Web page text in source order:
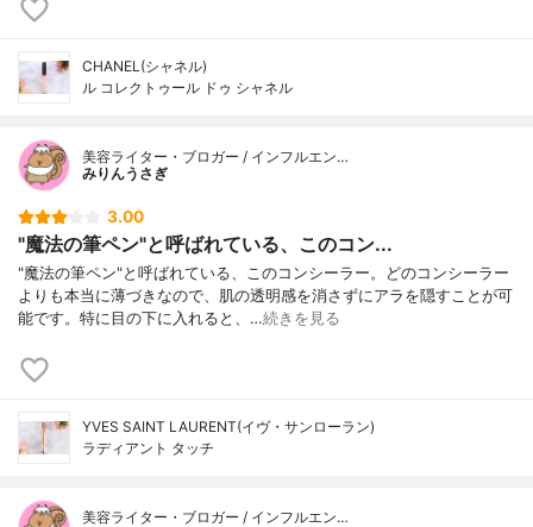
CHANEL(シャネル)
ル コレクトゥール ドゥ シャネル
美容ライター・ブロガー / インフルエン…
みりんうさぎ
3.00
"魔法の筆ペン"と呼ばれている、このコン...
"魔法の筆ペン"と呼ばれている、このコンシーラー。どのコンシーラー
よりも本当に薄づきなので、肌の透明感を消さずにアラを隠すことが可
能です。特に目の下に入れると、…続きを見る
YVES SAINT LAURENT(イヴ・サンローラン)
ラディアント タッチ
美容ライター・ブロガー / インフルエン…